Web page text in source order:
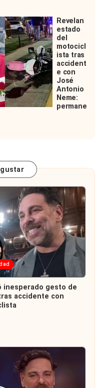
Revelan
estado
del
motocicl
ista tras
accident
e con
José
Antonio
Neme:
permane
inesperado gesto de
accidente con